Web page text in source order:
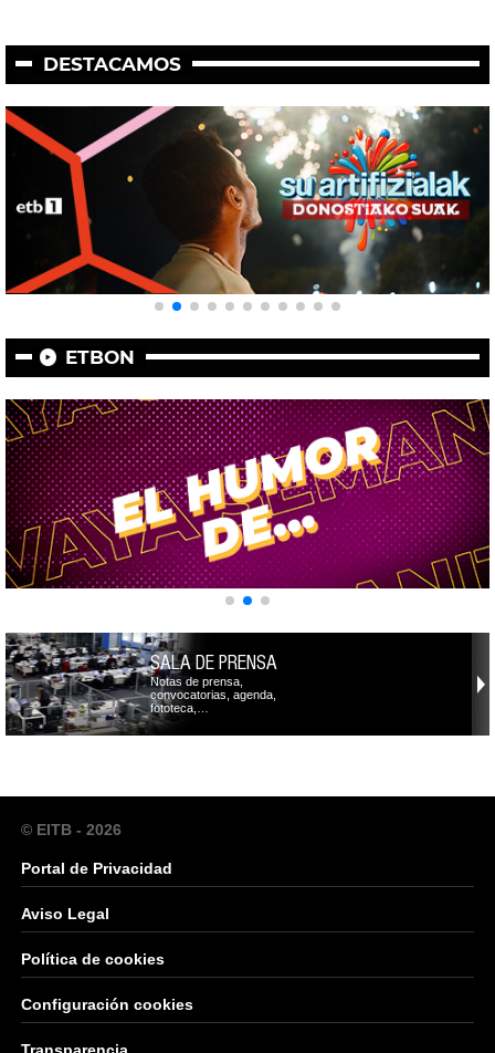
DESTACAMOS
ETBON
SALA DE PRENSA
Notas de prensa,
convocatorias, agenda,
fototeca,…
© EITB - 2026
Portal de Privacidad
Aviso Legal
Política de cookies
Configuración cookies
Transparencia